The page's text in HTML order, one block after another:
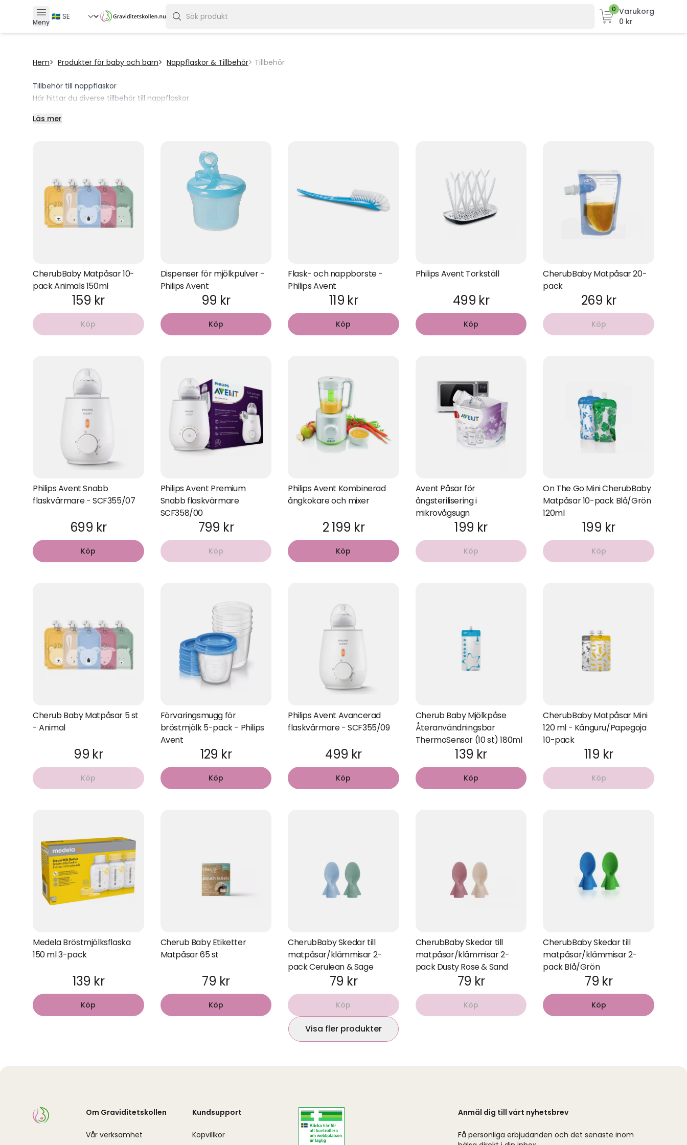
Meny
0 Varukorg
0 kr
Hem Produkter för baby och barn Nappflaskor & Tillbehör Tillbehör
Tillbehör till nappflaskor
Här hittar du diverse tillbehör till nappflaskor.
Läs mer
CherubBaby Matpåsar 10-
pack Animals 150ml
159 kr
Köp
Dispenser för mjölkpulver -
Philips Avent
99 kr
Köp
Flask- och nappborste -
Philips Avent
119 kr
Köp
Philips Avent Torkställ
499 kr
Köp
CherubBaby Matpåsar 20-
pack
269 kr
Köp
Philips Avent Snabb
flaskvärmare - SCF355/07
699 kr
Köp
Philips Avent Premium
Snabb flaskvärmare
SCF358/00
799 kr
Köp
Philips Avent Kombinerad
ångkokare och mixer
2 199 kr
Köp
Avent Påsar för
ångsterilisering i
mikrovågsugn
199 kr
Köp
On The Go Mini CherubBaby
Matpåsar 10-pack Blå/Grön
120ml
199 kr
Köp
Cherub Baby Matpåsar 5 st
- Animal
99 kr
Köp
Förvaringsmugg för
bröstmjölk 5-pack - Philips
Avent
129 kr
Köp
Philips Avent Avancerad
flaskvärmare - SCF355/09
499 kr
Köp
Cherub Baby Mjölkpåse
Återanvändningsbar
ThermoSensor (10 st) 180ml
139 kr
Köp
CherubBaby Matpåsar Mini
120 ml - Känguru/Papegoja
10-pack
119 kr
Köp
Medela Bröstmjölksflaska
150 ml 3-pack
139 kr
Köp
Cherub Baby Etiketter
Matpåsar 65 st
79 kr
Köp
CherubBaby Skedar till
matpåsar/klämmisar 2-
pack Cerulean & Sage
79 kr
Köp
CherubBaby Skedar till
matpåsar/klämmisar 2-
pack Dusty Rose & Sand
79 kr
Köp
CherubBaby Skedar till
matpåsar/klämmisar 2-
pack Blå/Grön
79 kr
Köp
Visa fler produkter
Om Graviditetskollen
Vår verksamhet
Kundsupport
Köpvillkor
Anmäl dig till vårt nyhetsbrev
Få personliga erbjudanden och det senaste inom